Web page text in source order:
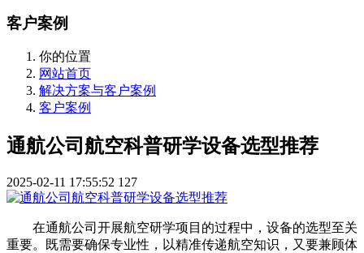
客户案例
你的位置
网站首页
解决方案与客户案例
客户案例
通航公司航空科普研学设备选型推荐
2025-02-11 17:55:52 127
在通航公司开展航空研学项目的过程中，设备的选型至关
重要。既需要确保专业性，以精准传递航空知识，又要兼顾体